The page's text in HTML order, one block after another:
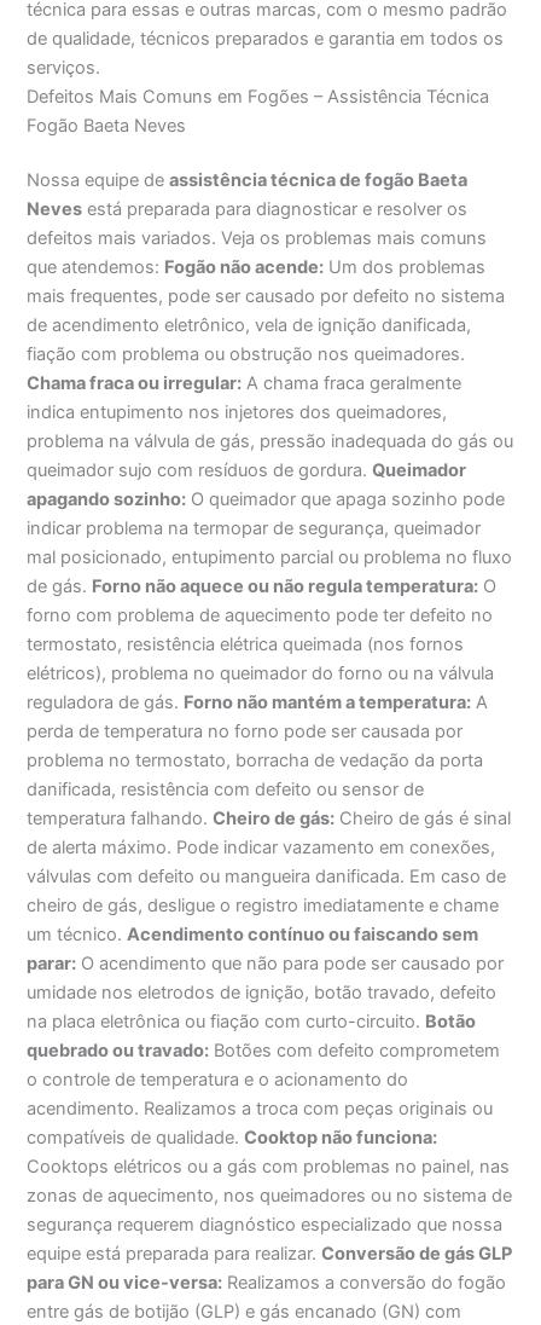
técnica para essas e outras marcas, com o mesmo padrão
de qualidade, técnicos preparados e garantia em todos os
serviços.
Defeitos Mais Comuns em Fogões – Assistência Técnica
Fogão Baeta Neves
Nossa equipe deassistência técnica de fogão Baeta
Neves está preparada para diagnosticar e resolver os
defeitos mais variados. Veja os problemas mais comuns
que atendemos: Fogão não acende: Um dos problemas
mais frequentes, pode ser causado por defeito no sistema
de acendimento eletrônico, vela de ignição danificada,
fiação com problema ou obstrução nos queimadores.
Chama fraca ou irregular: A chama fraca geralmente
indica entupimento nos injetores dos queimadores,
problema na válvula de gás, pressão inadequada do gás ou
queimador sujo com resíduos de gordura.Queimador
apagando sozinho: O queimador que apaga sozinho pode
indicar problema na termopar de segurança, queimador
mal posicionado, entupimento parcial ou problema no fluxo
de gás. Forno não aquece ou não regula temperatura: O
forno com problema de aquecimento pode ter defeito no
termostato, resistência elétrica queimada (nos fornos
elétricos), problema no queimador do forno ou na válvula
reguladora de gás. Forno não mantém a temperatura: A
perda de temperatura no forno pode ser causada por
problema no termostato, borracha de vedação da porta
danificada, resistência com defeito ou sensor de
temperatura falhando.Cheiro de gás: Cheiro de gás é sinal
de alerta máximo. Pode indicar vazamento em conexões,
válvulas com defeito ou mangueira danificada. Em caso de
cheiro de gás, desligue o registro imediatamente e chame
um técnico.Acendimento contínuo ou faiscando sem
parar: O acendimento que não para pode ser causado por
umidade nos eletrodos de ignição, botão travado, defeito
na placa eletrônica ou fiação com curto-circuito. Botão
quebrado ou travado: Botões com defeito comprometem
o controle de temperatura e o acionamento do
acendimento. Realizamos a troca com peças originais ou
compatíveis de qualidade.Cooktop não funciona:
Cooktops elétricos ou a gás com problemas no painel, nas
zonas de aquecimento, nos queimadores ou no sistema de
segurança requerem diagnóstico especializado que nossa
equipe está preparada para realizar.Conversão de gás GLP
para GN ou vice-versa: Realizamos a conversão do fogão
entre gás de botijão (GLP) e gás encanado (GN) com